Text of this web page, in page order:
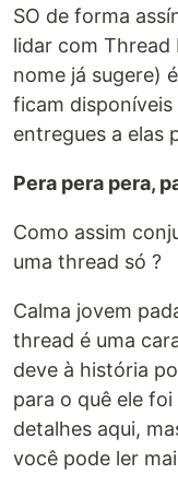
SO de forma
lidar com Thread
nome já sugere)
ficam
entregues a elas
Pera pera pera,
Como assim
uma thread só ?
Calma jovem
thread é uma
deve à história
para o quê ele
detalhes aqui,
você pode ler